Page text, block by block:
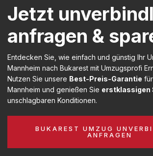
Jetzt
anfragen &
Entdecken Sie, wie einfach und günstig Ihr
Mannheim nach Bukarest mit Umzugsprofi
Nutzen Sie unsere Best-Preis-Garantie
Mannheim und genießen Sie erstklassigen
unschlagbaren Konditionen.
BUKAREST UMZUG
ANFRAGEN